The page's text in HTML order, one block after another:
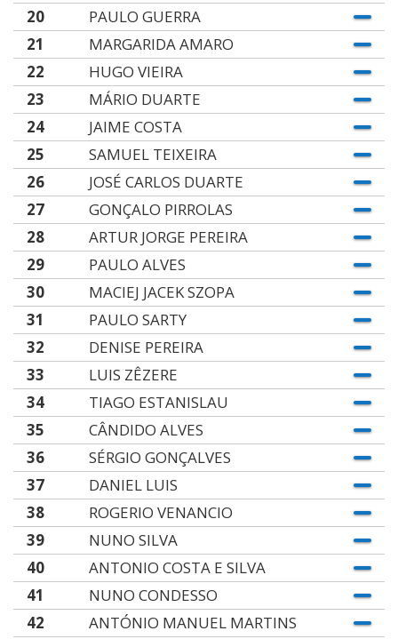
20
PAULO GUERRA
21
MARGARIDA AMARO
22
HUGO VIEIRA
23
MÁRIO DUARTE
24
JAIME COSTA
25
SAMUEL TEIXEIRA
26
JOSÉ CARLOS DUARTE
27
GONÇALO PIRROLAS
28
ARTUR JORGE PEREIRA
29
PAULO ALVES
30
MACIEJ JACEK SZOPA
31
PAULO SARTY
32
DENISE PEREIRA
33
LUIS ZÊZERE
34
TIAGO ESTANISLAU
35
CÂNDIDO ALVES
36
SÉRGIO GONÇALVES
37
DANIEL LUIS
38
ROGERIO VENANCIO
39
NUNO SILVA
40
ANTONIO COSTA E SILVA
41
NUNO CONDESSO
42
ANTÓNIO MANUEL MARTINS